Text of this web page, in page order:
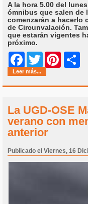
A la hora 5.00 del
ómnibus que salen de
comenzarán a hacerlo
de Circunvalación.
que estarán vigentes
próximo.
Facebook
Twitter Pinterest
Leer más...
La UGD-OSE
verano con
anterior
Publicado el Viernes, 16